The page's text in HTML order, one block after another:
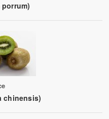
chinensis)